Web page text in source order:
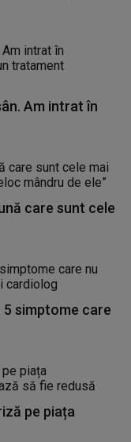
Am intrat în
care sunt cele
5 simptome care
pe piața